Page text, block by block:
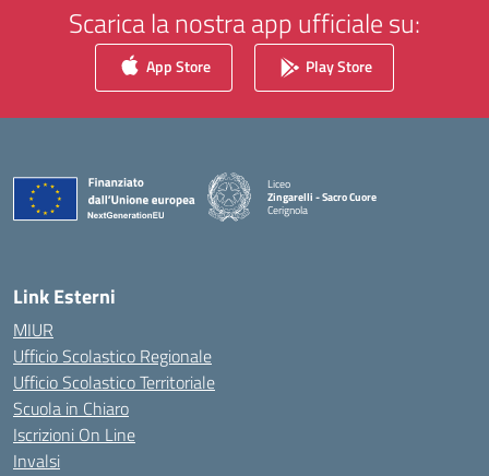
Scarica la nostra app ufficiale su:
App Store Play Store
Liceo
Zingarelli - Sacro Cuore
Cerignola
— Visita la pagina iniziale della scuola
Link Esterni
MIUR
Ufficio Scolastico Regionale
Ufficio Scolastico Territoriale
Scuola in Chiaro
Iscrizioni On Line
Invalsi